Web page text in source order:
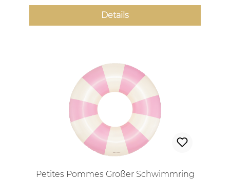
Details
Petites Pommes Großer Schwimmring